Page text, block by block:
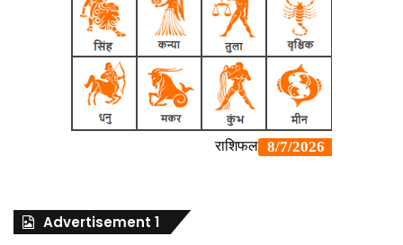
Advertisement 1